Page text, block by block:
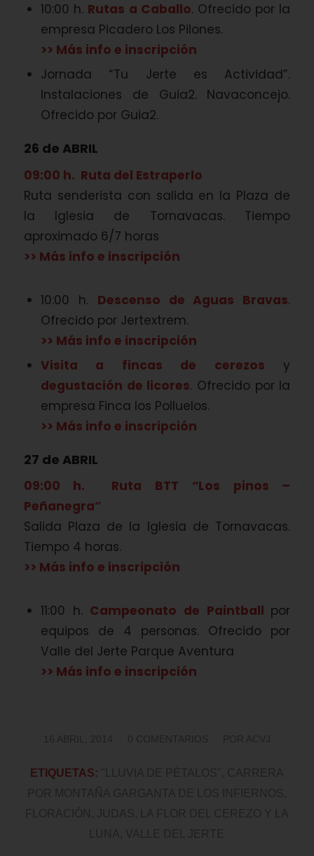
10:00 h. Rutas a Caballo. Ofrecido por la
empresa Picadero Los Pilones.
>> Más info e inscripción
Jornada “Tu Jerte es Actividad”.
Instalaciones de Guia2. Navaconcejo.
Ofrecido por Guia2.
26 de ABRIL
09:00 h. Ruta del Estraperlo
Ruta senderista con salida en la Plaza de
la Iglesia de Tornavacas. Tiempo
aproximado 6/7 horas
>> Más info e inscripción
10:00 h. Descenso de Aguas Bravas.
Ofrecido por Jertextrem.
>> Más info e inscripción
Visita a fincas de cerezos y
degustación de licores. Ofrecido por la
empresa Finca los Polluelos.
>> Más info e inscripción
27 de ABRIL
09:00 h. Ruta BTT “Los pinos –
Peñanegra”
Salida Plaza de la Iglesia de Tornavacas.
Tiempo 4 horas.
>> Más info e inscripción
11:00 h. Campeonato de Paintball por
equipos de 4 personas. Ofrecido por
Valle del Jerte Parque Aventura
>> Más info e inscripción
ETIQUETAS: